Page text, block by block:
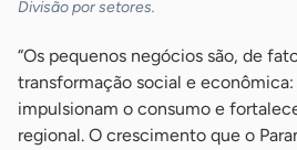
Divisão por setores.
“Os pequenos negócios são, de
transformação social e
impulsionam o consumo e
regional. O crescimento que o